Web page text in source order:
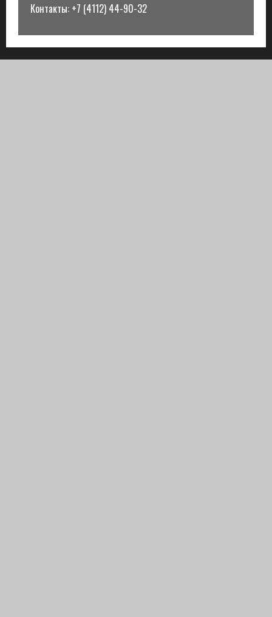
Контакты: +7 (4112) 44-90-32